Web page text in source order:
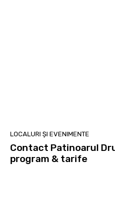
LOCALURI ȘI EVENIMENTE
Contact Patinoarul
program & tarife